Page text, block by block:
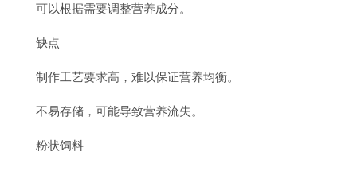
可以根据需要调整营养成分。
缺点
制作工艺要求高，难以保证营养均衡。
不易存储，可能导致营养流失。
粉状饲料